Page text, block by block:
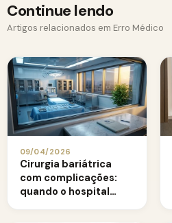
Continue lendo
Artigos relacionados em Erro Médico
09/04/2026
Cirurgia bariátrica
com complicações:
quando o hospital